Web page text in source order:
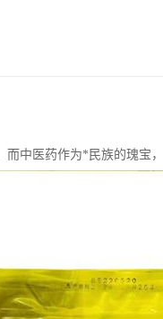
中医药作为*民族的瑰宝